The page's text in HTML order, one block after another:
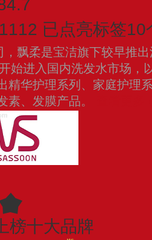
已点亮标签10
，飘柔是宝洁旗下较早推
始进入国内洗发水市场，
精华护理系列、家庭护理
素、发膜产品。
榜十大品牌